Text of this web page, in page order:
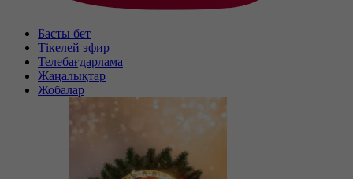
Басты бет
Тікелей эфир
Телебағдарлама
Жаңалықтар
Жобалар